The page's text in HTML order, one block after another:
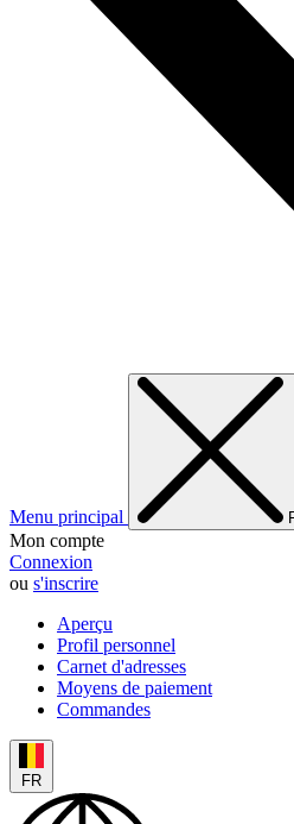
Menu principal
Mon compte
Connexion
ou s'inscrire
Aperçu
Profil personnel
Carnet d'adresses
Moyens de paiement
Commandes
FR